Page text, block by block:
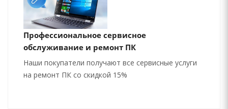
Профессиональное сервисное
обслуживание и ремонт ПК
Наши покупатели получают все сервисные услуги
на ремонт ПК со скидкой 15%